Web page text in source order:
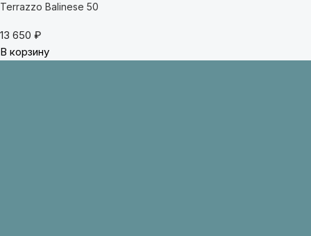
Terrazzo Balinese 50
13 650 ₽
В корзину